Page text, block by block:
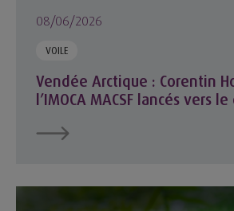
08/06/2026
VOILE
Vendée Arctique : Corentin
l’IMOCA MACSF lancés vers
Les engagements du groupe MACSF